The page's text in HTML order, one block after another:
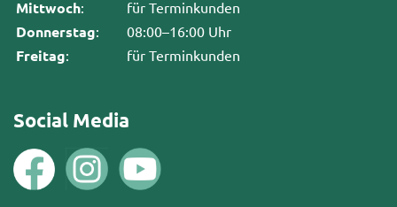
Mittwoch: für Terminkunden
Donnerstag: 08:00–16:00 Uhr
Freitag: für Terminkunden
Social Media